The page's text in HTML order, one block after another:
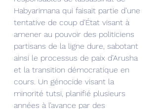
Habyarimana qui faisait partie d’une
tentative de coup d’État visant à
amener au pouvoir des politiciens
partisans de la ligne dure, sabotant
ainsi le processus de paix d’Arusha
et la transition démocratique en
cours. Un génocide visant la
minorité tutsi, planifié plusieurs
années à l’avance par des